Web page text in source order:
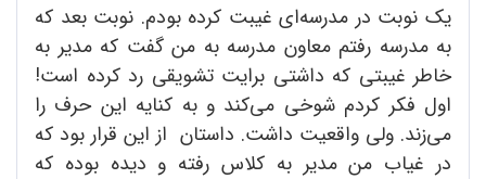
یک نوبت در مدرسه‌ای غیبت کرده بودم. نوبت بعد که
به مدرسه رفتم معاون مدرسه به من گفت که مدیر به
خاطر غیبتی که داشتی برایت تشویقی رد کرده است!
اول فکر کردم شوخی می‌کند و به کنایه این حرف را
می‌زند. ولی واقعیت داشت. داستان از این قرار بود که
در غیاب من مدیر به کلاس رفته و دیده بوده که